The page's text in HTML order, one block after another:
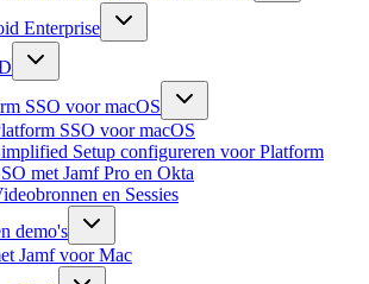
Enterprise
SSO voor macOS
SSO voor macOS
Setup configureren voor Platform
met Jamf Pro en Okta
en Sessies
demo's
Jamf voor Mac